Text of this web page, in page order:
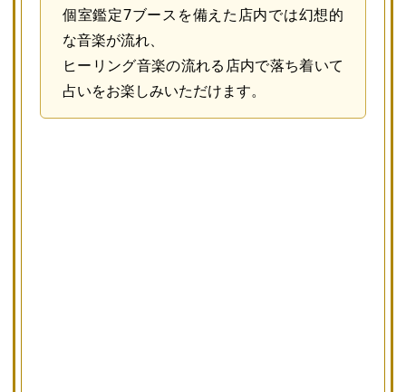
個室鑑定7ブースを備えた店内では幻想的
な音楽が流れ、
ヒーリング音楽の流れる店内で落ち着いて
占いをお楽しみいただけます。